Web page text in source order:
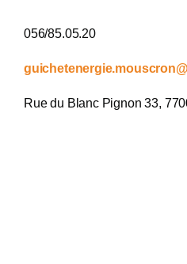
056/85.05.20
Rue du Blanc Pignon 33,